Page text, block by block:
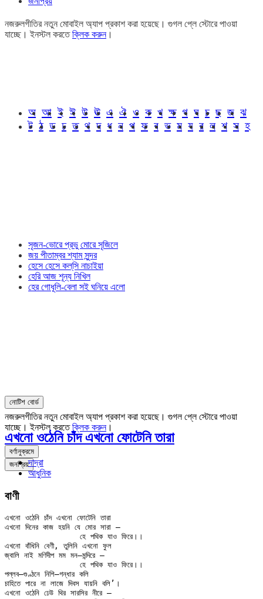
নজরুলগীতির নতুন মোবাইল অ্যাপ প্রকাশ করা হয়েছে। গুগল প্লে স্টোরে পাওয়া
যাচ্ছে। ইনস্টল করতেক্লিক করুন।
অ আ ই ঈ উ ঊ এ ঐ ও ক খ ক্ষ গ ঘ চ ছ জ ঝ
ট ঠ ড ঢ ত থ দ ধ ন প ফ ব ভ ম য র ল শ স হ
সৃজন-ভোরে প্রভু মোরে সৃজিলে
জয় পীতাম্বর শ্যাম সুন্দর
হেসে হেসে কল্‌সি নাচাইয়া
হেরি আজ শূন্য নিখিল
হের গোধূলি-বেলা সই ঘনিয়ে এলো
নোটিশ বোর্ড
নজরুলগীতির নতুন মোবাইল অ্যাপ প্রকাশ করা হয়েছে। গুগল প্লে স্টোরে পাওয়া
যাচ্ছে। ইনস্টল করতেক্লিক করুন।
বর্ণানুক্রমে
জনপ্রিয়
এখনো ওঠেনি চাঁদ এখনো ফোটেনি তারা
দাদ্‌রা
আধুনিক
বাণী
এখনো ওঠেনি চাঁদ এখনো ফোটেনি তারা
এখনো দিনের কাজ হয়নি যে মোর সারা —
এখনো বাঁধিনি বেণী, তুলিনি এখনো ফুল
জ্বালি নাই মণিদীপ মম মন–মন্দিরে —
পল্লব–গুণ্ঠনে নিশি–গন্ধার কলি
চাহিতে পারে না লাজে দিবস যায়নি বলি’।
এখনো ওঠেনি ঢেউ থির সারসির নীরে —